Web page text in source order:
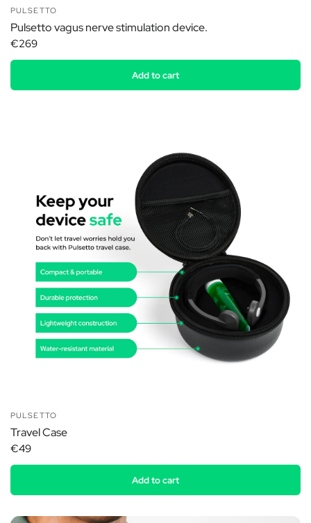
PULSETTO
Pulsetto vagus nerve stimulation device.
€269
Add to cart
PULSETTO
Travel Case
€49
Add to cart